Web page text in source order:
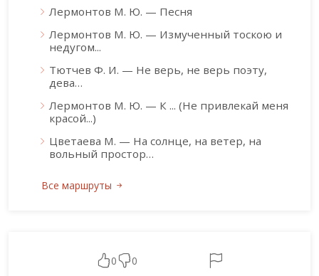
Лермонтов М. Ю. — Песня
Лермонтов М. Ю. — Измученный тоскою и
недугом...
Тютчев Ф. И. — Не верь, не верь поэту,
дева…
Лермонтов М. Ю. — К ... (Не привлекай меня
красой...)
Цветаева М. — На солнце, на ветер, на
вольный простор…
Все маршруты
0 0